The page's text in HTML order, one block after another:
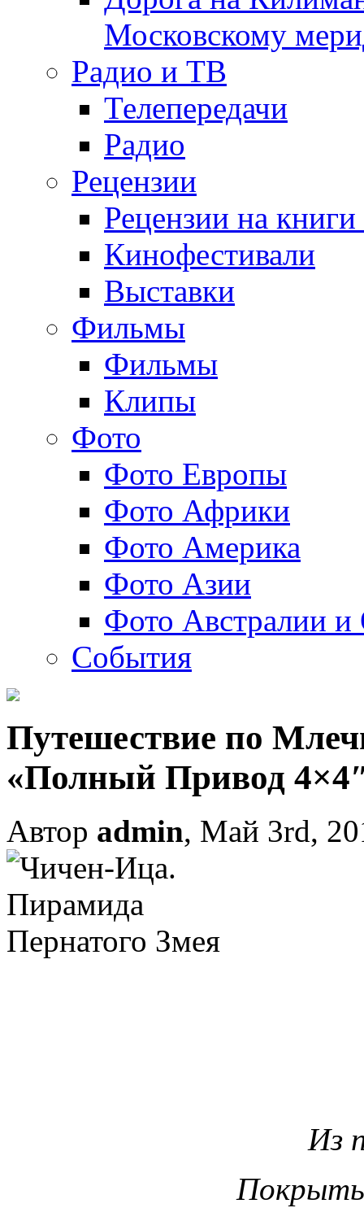
Московскому
Радио и ТВ
Телепередачи
Радио
Рецензии
Рецензии на
Кинофестивали
Выставки
Фильмы
Фильмы
Клипы
Фото
Фото Европы
Фото Африки
Фото Америка
Фото Азии
Фото Австралии и
События
Путешествие по
«Полный Привод
Автор admin, Май 3rd,
Из